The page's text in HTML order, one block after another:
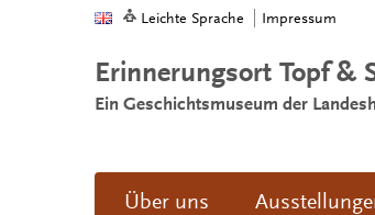
Leichte Sprache Impressum
Erinnerungsort Topf &
Ein Geschichtsmuseum der
Über uns